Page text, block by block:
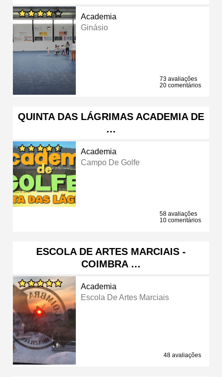
Academia
Ginásio
73 avaliações
20 comentários
QUINTA DAS LÁGRIMAS ACADEMIA DE
…
Academia
Campo De Golfe
58 avaliações
10 comentários
ESCOLA DE ARTES MARCIAIS -
COIMBRA …
Academia
Escola De Artes Marciais
48 avaliações